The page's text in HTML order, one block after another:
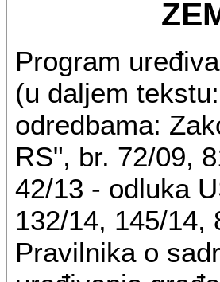
Program
(u daljem
odredbama:
RS", br. 72/09,
42/13 - odluka
132/14, 145/14,
Pravilnika o